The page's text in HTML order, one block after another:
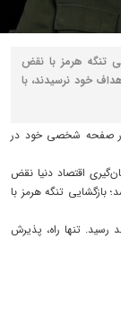
تنگه هرمز با نقض
خود نرسیدند، با
در صفحه شخصی خود در
اقتصاد دنیا نقض
تنگه هرمز با
رسید. تنها راه، پذیرش